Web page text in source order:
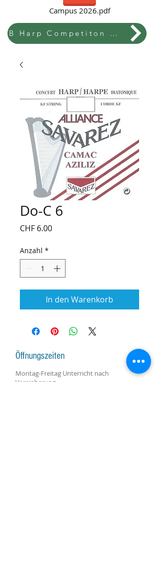
Campus 2026.pdf
B Harp Competiton & Festival
Do-C 6
CHF 6.00Preis
Anzahl *
In den Warenkorb
Öffnungszeiten
Montag-Freitag Unterricht nach
Vereinbarung